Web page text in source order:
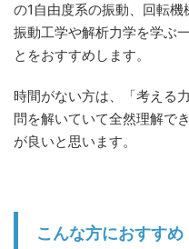
の1自由度系の振動、回転機
振動工学や解析力学を学ぶ
とをおすすめします。
時間がない方は、「考える
問を解いていて全然理解で
が良いと思います。
こんな方におすすめ